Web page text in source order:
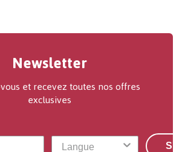
Newsletter
et recevez toutes nos offres
exclusives